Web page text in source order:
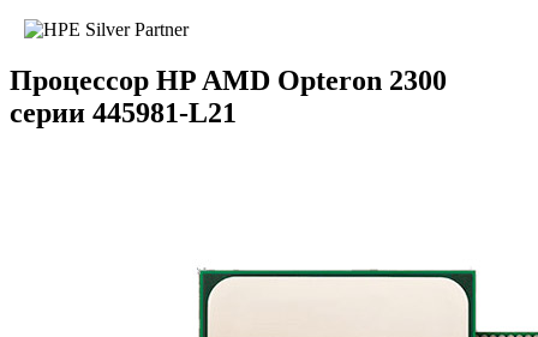
Процессор HP AMD Opteron 2300
серии 445981-L21